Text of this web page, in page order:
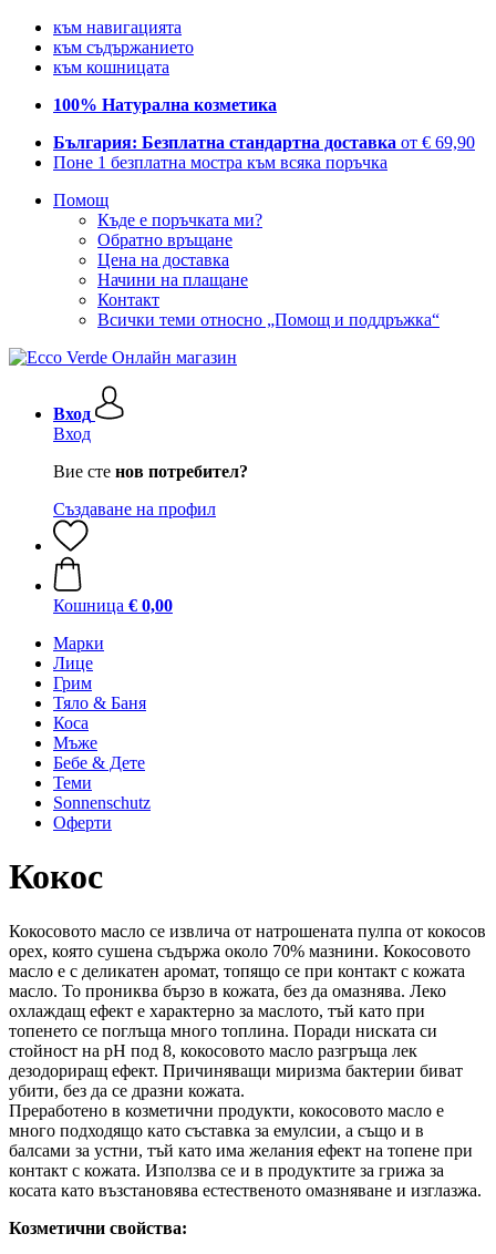
към навигацията
към съдържанието
към кошницата
100% Натурална козметика
България: Безплатна стандартна доставка от € 69,90
Поне 1 безплатна мостра към всяка поръчка
Помощ
Къде е поръчката ми?
Обратно връщане
Цена на доставка
Начини на плащане
Контакт
Всички теми относно „Помощ и поддръжка“
Вход
Вход
Вие сте нов потребител?
Създаване на профил
Кошница € 0,00
Марки
Лице
Грим
Тяло & Баня
Коса
Мъже
Бебе & Дете
Теми
Sonnenschutz
Оферти
Кокос
Кокосовото масло се извлича от натрошената пулпа от кокосов
орех, която сушена съдържа около 70% мазнини. Кокосовото
масло е с деликатен аромат, топящо се при контакт с кожата
масло. То прониква бързо в кожата, без да омазнява. Леко
охлаждащ ефект е характерно за маслото, тъй като при
топенето се поглъща много топлина. Поради ниската си
стойност на рН под 8, кокосовото масло разгръща лек
дезодориращ ефект. Причиняващи миризма бактерии биват
убити, без да се дразни кожата.
Преработено в козметични продукти, кокосовото масло е
много подходящо като съставка за емулсии, а също и в
балсами за устни, тъй като има желания ефект на топене при
контакт с кожата. Използва се и в продуктите за грижа за
косата като възстановява естественото омазняване и изглазжа.
Козметични свойства: